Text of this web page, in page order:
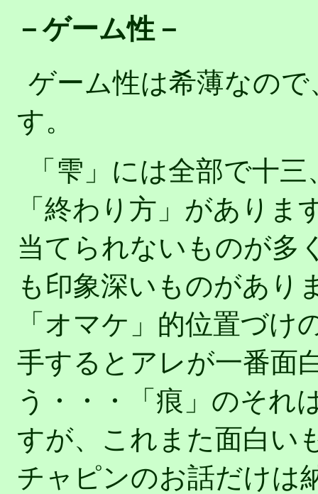
－ゲーム性－
ゲーム性は希薄なの
す。
「雫」には全部で十
「終わり方」があり
当てられないものが多
も印象深いものがあり
「オマケ」的位置づ
手するとアレが一番面
う・・・「痕」のそれ
すが、これまた面白い
チャピンのお話だけは